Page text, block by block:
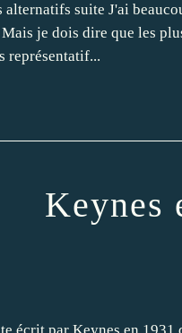
alternatifs suite J'ai
je dois dire que les
représentatif...
Keynes